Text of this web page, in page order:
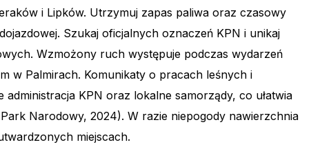
i Lipków. Utrzymuj zapas paliwa oraz czasowy
Szukaj oficjalnych oznaczeń KPN i unikaj
Wzmożony ruch występuje podczas wydarzeń
w Palmirach. Komunikaty o pracach leśnych i
KPN oraz lokalne samorządy, co ułatwia
Narodowy, 2024). W razie niepogody nawierzchnia
miejscach.